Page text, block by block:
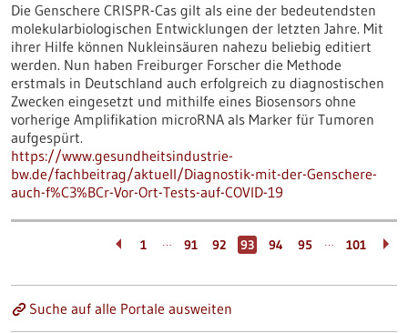
Die Genschere CRISPR-Cas gilt als eine der bedeutendsten
molekularbiologischen Entwicklungen der letzten Jahre. Mit
ihrer Hilfe können Nukleinsäuren nahezu beliebig editiert
werden. Nun haben Freiburger Forscher die Methode
erstmals in Deutschland auch erfolgreich zu diagnostischen
Zwecken eingesetzt und mithilfe eines Biosensors ohne
vorherige Amplifikation microRNA als Marker für Tumoren
aufgespürt.
https://www.gesundheitsindustrie-
bw.de/fachbeitrag/aktuell/Diagnostik-mit-der-Genschere-
auch-f%C3%BCr-Vor-Ort-Tests-auf-COVID-19
1 … 91 92 93 94 95 … 101
Suche auf alle Portale ausweiten